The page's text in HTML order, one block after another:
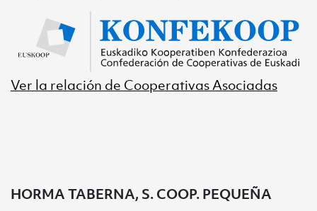
Ver la relación de Cooperativas Asociadas
HORMA TABERNA, S. COOP. PEQUEÑA